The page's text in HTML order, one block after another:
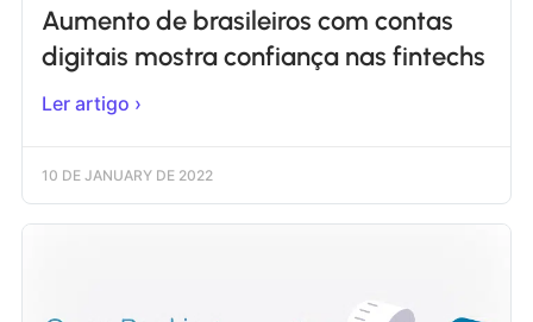
Aumento de brasileiros com contas
digitais mostra confiança nas fintechs
Ler artigo ›
10 DE JANUARY DE 2022